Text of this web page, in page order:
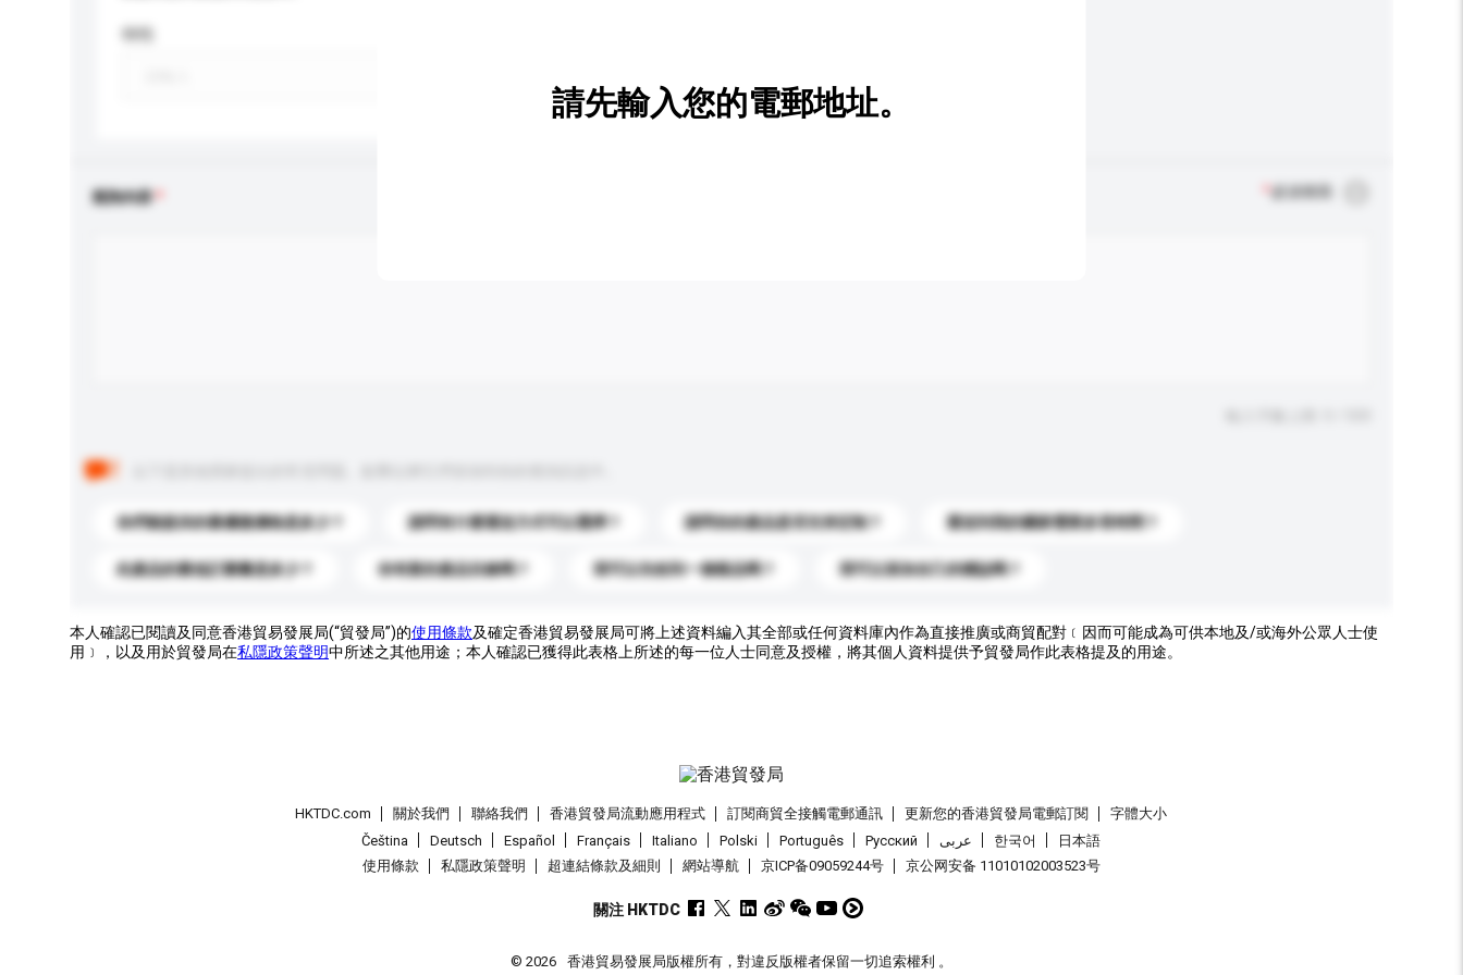
查詢內容
你們能提供的最優惠價格是多少？ 請問有什麼運送方式可以選擇？ 請問你的產品是否支持定制？ 運送到我的國家需要多長時間？
此產品的最低訂購量是多少？ 你有新的產品目錄嗎？ 我可以先收到一個樣品嗎？ 我可以添加自己的標誌嗎？
請先輸入您的電郵地址。
本人確認已閱讀及同意香港貿易發展局(“貿發局”)的使用條款及確定香港貿易發展局可將上述資料編入其全部或任何資料庫內作為直接推廣或商貿配對﹝因而可能成為可供本地及/或海外公眾人士使
用﹞，以及用於貿發局在私隱政策聲明中所述之其他用途；本人確認已獲得此表格上所述的每一位人士同意及授權，將其個人資料提供予貿發局作此表格提及的用途。
HKTDC.com 關於我們 聯絡我們 香港貿發局流動應用程式 訂閱商貿全接觸電郵通訊 更新您的香港貿發局電郵訂閱
字體大小
Čeština
Deutsch Español Français Italiano Polski Português Pусский عربى 한국어
日本語
使用條款
私隱政策聲明 超連結條款及細則 網站導航 京ICP备09059244号 京公网安备 11010102003523号
關注 HKTDC
© 2026 香港貿易發展局版權所有，對違反版權者保留一切追索權利 。